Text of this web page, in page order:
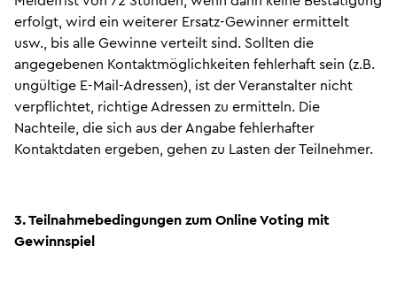
erfolgt, wird ein weiterer Ersatz-Gewinner ermittelt
usw., bis alle Gewinne verteilt sind. Sollten die
angegebenen Kontaktmöglichkeiten fehlerhaft sein (z.B.
ungültige E-Mail-Adressen), ist der Veranstalter nicht
verpflichtet, richtige Adressen zu ermitteln. Die
Nachteile, die sich aus der Angabe fehlerhafter
Kontaktdaten ergeben, gehen zu Lasten der Teilnehmer.
3. Teilnahmebedingungen zum Online Voting mit
Gewinnspiel